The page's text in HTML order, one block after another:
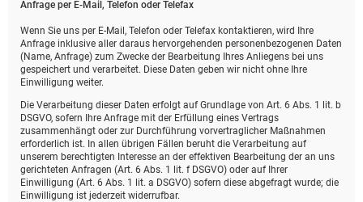
Anfrage per E-Mail, Telefon oder Telefax
Wenn Sie uns per E-Mail, Telefon oder Telefax kontaktieren, wird Ihre
Anfrage inklusive aller daraus hervorgehenden personenbezogenen Daten
(Name, Anfrage) zum Zwecke der Bearbeitung Ihres Anliegens bei uns
gespeichert und verarbeitet. Diese Daten geben wir nicht ohne Ihre
Einwilligung weiter.
Die Verarbeitung dieser Daten erfolgt auf Grundlage von Art. 6 Abs. 1 lit. b
DSGVO, sofern Ihre Anfrage mit der Erfüllung eines Vertrags
zusammenhängt oder zur Durchführung vorvertraglicher Maßnahmen
erforderlich ist. In allen übrigen Fällen beruht die Verarbeitung auf
unserem berechtigten Interesse an der effektiven Bearbeitung der an uns
gerichteten Anfragen (Art. 6 Abs. 1 lit. f DSGVO) oder auf Ihrer
Einwilligung (Art. 6 Abs. 1 lit. a DSGVO) sofern diese abgefragt wurde; die
Einwilligung ist jederzeit widerrufbar.